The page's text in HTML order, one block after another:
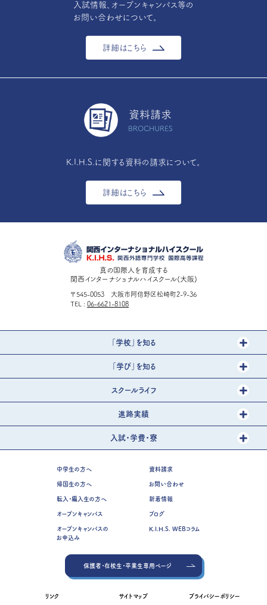
入試情報、オープンキャンパス等の
お問い合わせについて。
詳細はこちら
資料請求
BROCHURES
K.I.H.S.に関する資料の請求について。
詳細はこちら
真の国際人を育成する
関西インターナショナルハイスクール(大阪)
〒545-0053 大阪市阿倍野区松崎町2-9-36
TEL
06-6621-8108
「学校」を知る
「学び」を知る
スクールライフ
進路実績
入試・学費・寮
中学生の方へ
帰国生の方へ
転入・編入生の方へ
オープンキャンパス
オープンキャンパスの
お申込み
資料請求
お問い合わせ
新着情報
ブログ
K.I.H.S. WEBコラム
保護者・在校生・卒業生専用ページ
リンク サイトマップ プライバシーポリシー